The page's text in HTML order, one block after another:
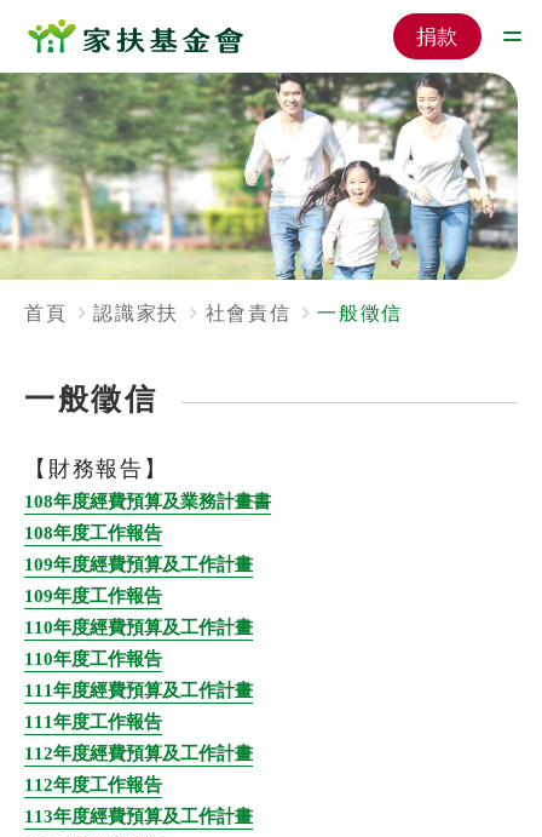
捐款
首頁 認識家扶 社會責信 一般徵信
一般徵信
【財務報告】
108年度經費預算及業務計畫書
108年度工作報告
109年度經費預算及工作計畫
109年度工作報告
110年度經費預算及工作計畫
110年度工作報告
111年度經費預算及工作計畫
111年度工作報告
112年度經費預算及工作計畫
112年度工作報告
113年度經費預算及工作計畫